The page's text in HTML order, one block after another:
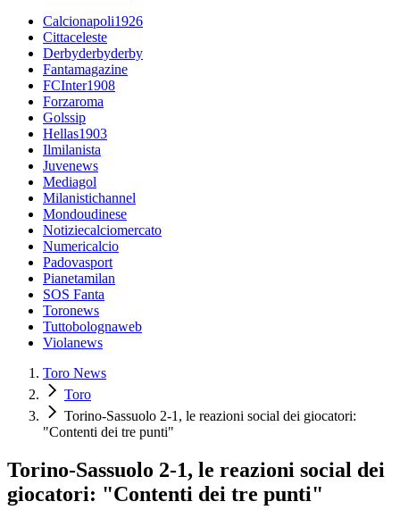
Calcionapoli1926
Cittaceleste
Derbyderbyderby
Fantamagazine
FCInter1908
Forzaroma
Golssip
Hellas1903
Ilmilanista
Juvenews
Mediagol
Milanistichannel
Mondoudinese
Notiziecalciomercato
Numericalcio
Padovasport
Pianetamilan
SOS Fanta
Toronews
Tuttobolognaweb
Violanews
Toro News
Toro
Torino-Sassuolo 2-1, le reazioni social dei giocatori:
"Contenti dei tre punti"
Torino-Sassuolo 2-1, le reazioni social dei
giocatori: "Contenti dei tre punti"